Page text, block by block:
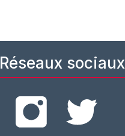
Réseaux sociaux